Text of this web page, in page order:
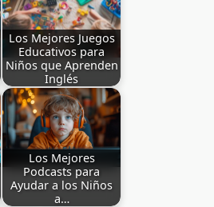
Los Mejores Juegos
Educativos para
Niños que Aprenden
Inglés
Los Mejores
Podcasts para
Ayudar a los Niños
a…